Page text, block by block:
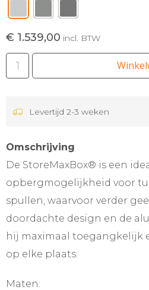
€ 1.539,00 incl. BTW
Levertijd 2-3 weken
Omschrijving
De StoreMaxBox® is een
opbergmogelijkheid voor
spullen, waarvoor verder
doordachte design en de
hij maximaal toegangkelijk
op elke plaats.
Maten: